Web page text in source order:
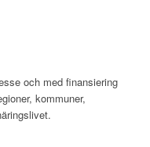
och med finansiering
kommuner,